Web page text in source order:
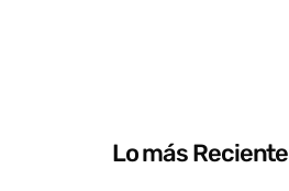
Lo más Reciente